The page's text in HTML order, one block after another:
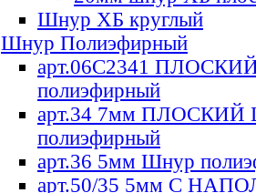
Шнур ХБ круглый
Шнур Полиэфирный
арт.06С2341
полиэфирный
арт.34 7мм ПЛОСКИЙ
полиэфирный
арт.36 5мм Шнур
арт.50/35 5мм С